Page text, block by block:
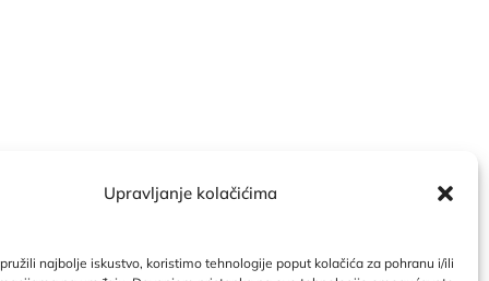
Upravljanje kolačićima
najbolje iskustvo, koristimo tehnologije poput kolačića za pohranu i/ili